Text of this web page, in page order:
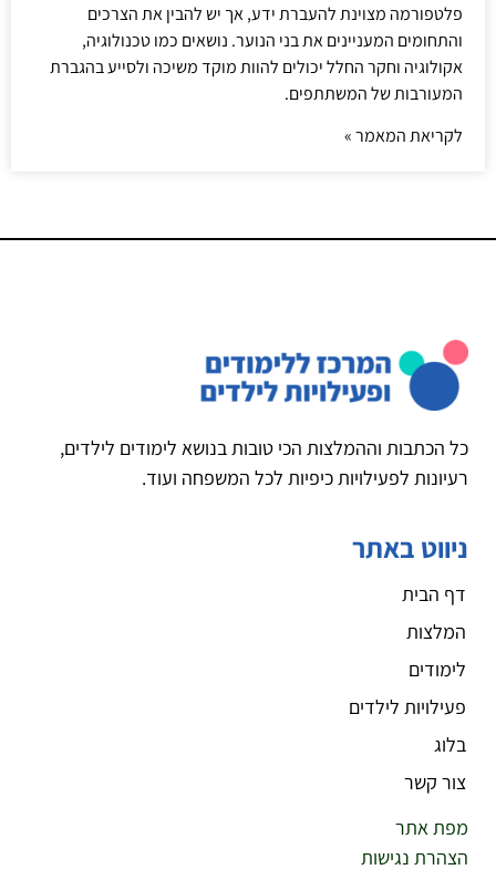
פלטפורמה מצוינת להעברת ידע, אך יש להבין את הצרכים
והתחומים המעניינים את בני הנוער. נושאים כמו טכנולוגיה,
אקולוגיה וחקר החלל יכולים להוות מוקד משיכה ולסייע בהגברת
המעורבות של המשתתפים.
לקריאת המאמר »
כל הכתבות וההמלצות הכי טובות בנושא לימודים לילדים,
רעיונות לפעילויות כיפיות לכל המשפחה ועוד.
ניווט באתר
דף הבית
המלצות
לימודים
פעילויות לילדים
בלוג
צור קשר
מפת אתר
הצהרת נגישות